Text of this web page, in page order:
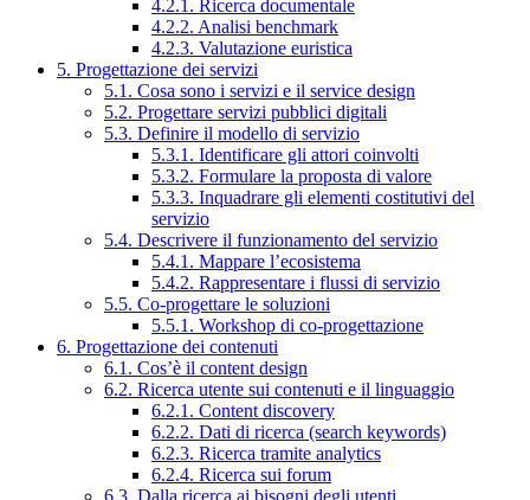
4.2.1. Ricerca documentale
4.2.2. Analisi benchmark
4.2.3. Valutazione euristica
5. Progettazione dei servizi
5.1. Cosa sono i servizi e il service design
5.2. Progettare servizi pubblici digitali
5.3. Definire il modello di servizio
5.3.1. Identificare gli attori coinvolti
5.3.2. Formulare la proposta di valore
5.3.3. Inquadrare gli elementi costitutivi del
servizio
5.4. Descrivere il funzionamento del servizio
5.4.1. Mappare l’ecosistema
5.4.2. Rappresentare i flussi di servizio
5.5. Co-progettare le soluzioni
5.5.1. Workshop di co-progettazione
6. Progettazione dei contenuti
6.1. Cos’è il content design
6.2. Ricerca utente sui contenuti e il linguaggio
6.2.1. Content discovery
6.2.2. Dati di ricerca (search keywords)
6.2.3. Ricerca tramite analytics
6.2.4. Ricerca sui forum
6.3. Dalla ricerca ai bisogni degli utenti